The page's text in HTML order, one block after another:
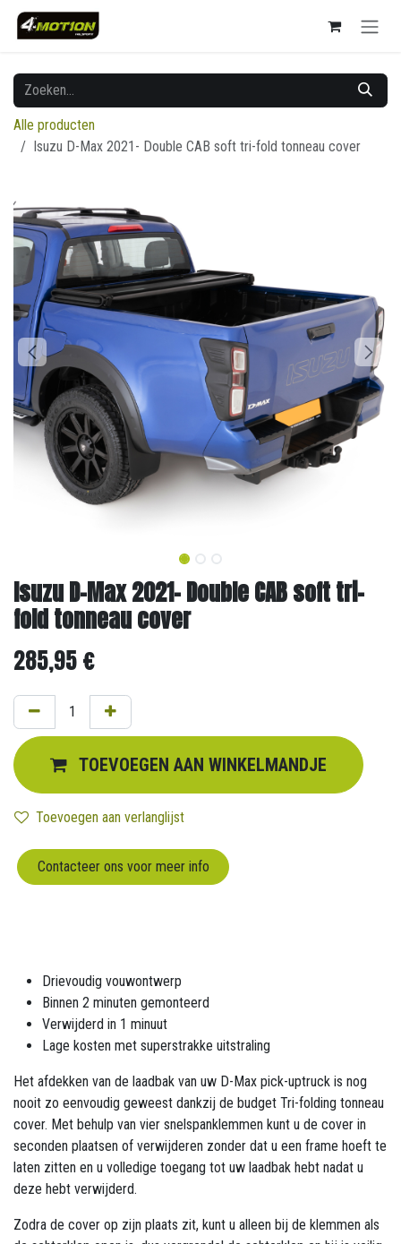
Overslaan naar inhoud
Alle producten
Isuzu D-Max 2021- Double CAB soft tri-fold tonneau cover
Isuzu D-Max 2021- Double CAB soft tri-
fold tonneau cover
285,95€
TOEVOEGEN AAN WINKELMANDJE
Toevoegen aan verlanglijst
Contacteer ons voor meer info
Drievoudig vouwontwerp
Binnen 2 minuten gemonteerd
Verwijderd in 1 minuut
Lage kosten met superstrakke uitstraling
Het afdekken van de laadbak van uw D-Max pick-uptruck is nog
nooit zo eenvoudig geweest dankzij de budget Tri-folding tonneau
cover. Met behulp van vier snelspanklemmen kunt u de cover in
seconden plaatsen of verwijderen zonder dat u een frame hoeft te
laten zitten en u volledige toegang tot uw laadbak hebt nadat u
deze hebt verwijderd.
Zodra de cover op zijn plaats zit, kunt u alleen bij de klemmen als